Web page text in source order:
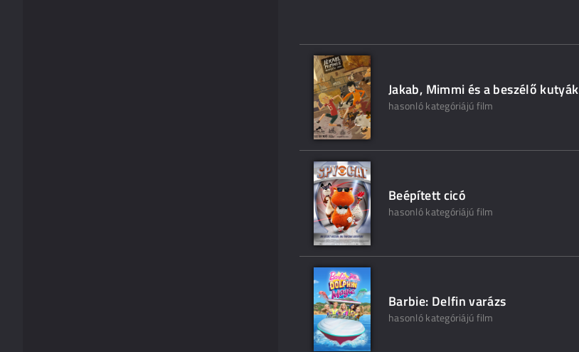
Jakab, Mimmi és a beszélő kutyák
hasonló kategóriájú film
Beépített cicó
hasonló kategóriájú film
Barbie: Delfin varázs
hasonló kategóriájú film